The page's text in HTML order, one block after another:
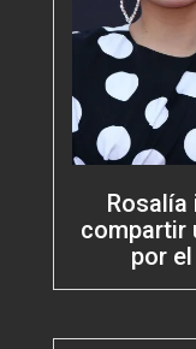
compartir
por